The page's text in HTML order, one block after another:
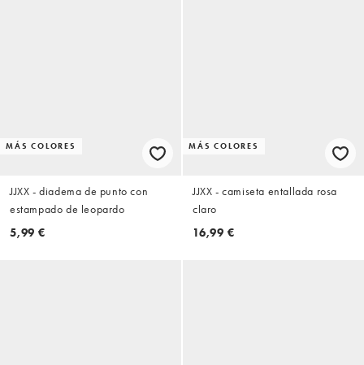
MÁS COLORES
JJXX - diadema de punto con
estampado de leopardo
5,99 €
MÁS COLORES
JJXX - camiseta entallada rosa
claro
16,99 €